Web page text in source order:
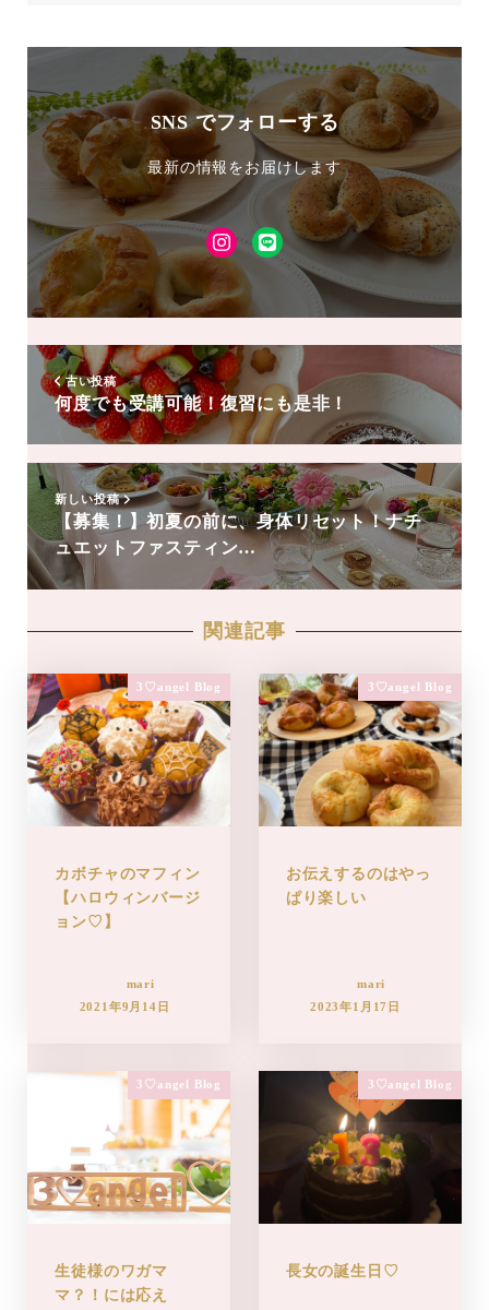
SNS でフォローする
最新の情報をお届けします
Instagram
LINE
達
追
加
古い投稿
何度でも受講可能！復習にも是非！
新しい投稿
【募集！】初夏の前に、身体リセット！ナチ
ュエットファスティン…
関連記事
3♡angel Blog
カボチャのマフィン
【ハロウィンバージ
ョン♡】
mari
2021年9月14日
3♡angel Blog
お伝えするのはやっ
ぱり楽しい
mari
2023年1月17日
3♡angel Blog
生徒様のワガマ
マ？！には応え
3♡angel Blog
長女の誕生日♡